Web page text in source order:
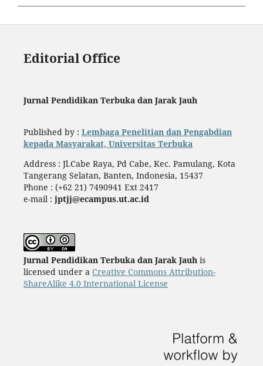
Editorial Office
Jurnal Pendidikan Terbuka dan Jarak Jauh
Published by : Lembaga Penelitian dan Pengabdian
kepada Masyarakat, Universitas Terbuka
Address : Jl.Cabe Raya, Pd Cabe, Kec. Pamulang, Kota
Tangerang Selatan, Banten, Indonesia, 15437
Phone : (+62 21) 7490941 Ext 2417
e-mail : jptjj@ecampus.ut.ac.id
Jurnal Pendidikan Terbuka dan Jarak Jauh is
licensed under a Creative Commons Attribution-
ShareAlike 4.0 International License